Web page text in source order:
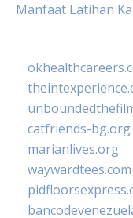
Manfaat Latihan
catfriends-bg.org
marianlives.org
waywardtees.com